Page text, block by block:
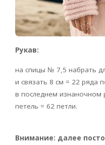
Рукав:
на спицы № 7,5 набрать
и связать 8 см = 22 ряда
в последнем изнаночном
петель = 62 петли.
Внимание: далее